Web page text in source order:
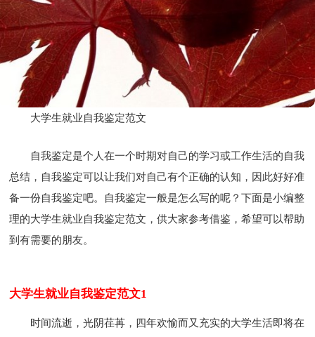
大学生就业自我鉴定范文
自我鉴定是个人在一个时期对自己的学习或工作生活的自我
总结，自我鉴定可以让我们对自己有个正确的认知，因此好好准
备一份自我鉴定吧。自我鉴定一般是怎么写的呢？下面是小编整
理的大学生就业自我鉴定范文，供大家参考借鉴，希望可以帮助
到有需要的朋友。
大学生就业自我鉴定范文1
时间流逝，光阴荏苒，四年欢愉而又充实的大学生活即将在